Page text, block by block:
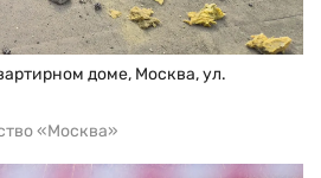
доме, Москва, ул.
«Москва»